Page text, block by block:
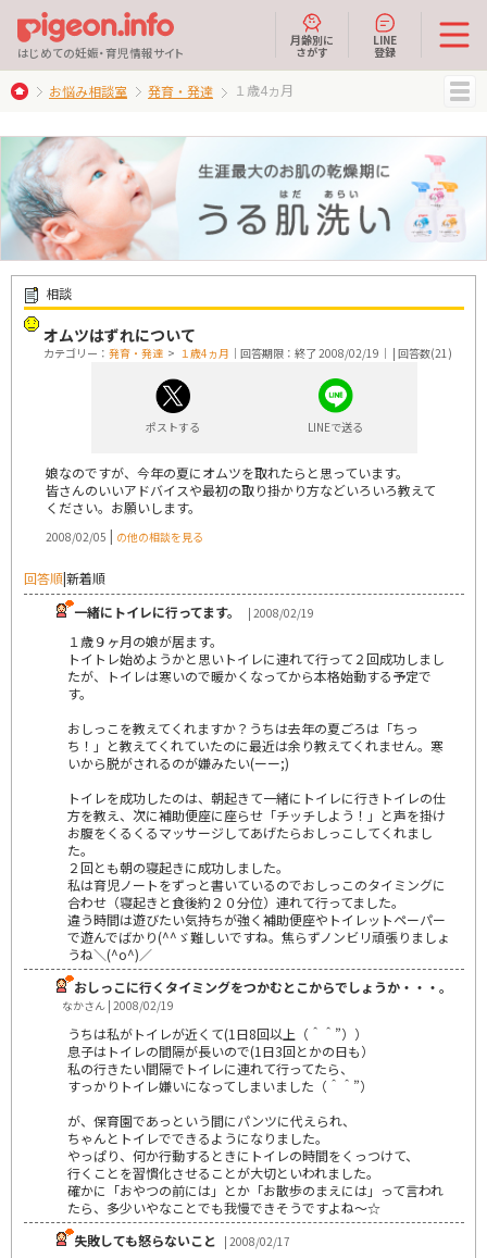
はじめての妊娠・育児情報サイト
月齢別に
さがす
LINE
登録
お悩み相談室 発育・発達 １歳4ヵ月
相談
オムツはずれについて
カテゴリー： 発育・発達 > １歳4ヵ月 ｜回答期限：終了 2008/02/19｜ | 回答数(21)
ポストする LINEで送る
娘なのですが、今年の夏にオムツを取れたらと思っています。
皆さんのいいアドバイスや最初の取り掛かり方などいろいろ教えて
ください。お願いします。
2008/02/05 | の他の相談を見る
回答順|新着順
一緒にトイレに行ってます。
| 2008/02/19
１歳９ヶ月の娘が居ます。
トイトレ始めようかと思いトイレに連れて行って２回成功しまし
たが、トイレは寒いので暖かくなってから本格始動する予定で
す。
おしっこを教えてくれますか？うちは去年の夏ごろは「ちっ
ち！」と教えてくれていたのに最近は余り教えてくれません。寒
いから脱がされるのが嫌みたい(ーー;)
トイレを成功したのは、朝起きて一緒にトイレに行きトイレの仕
方を教え、次に補助便座に座らせ「チッチしよう！」と声を掛け
お腹をくるくるマッサージしてあげたらおしっこしてくれまし
た。
２回とも朝の寝起きに成功しました。
私は育児ノートをずっと書いているのでおしっこのタイミングに
合わせ（寝起きと食後約２０分位）連れて行ってました。
違う時間は遊びたい気持ちが強く補助便座やトイレットペーパー
で遊んでばかり(^^ゞ難しいですね。焦らずノンビリ頑張りましょ
うね＼(^o^)／
おしっこに行くタイミングをつかむとこからでしょうか・・・。
なかさん | 2008/02/19
うちは私がトイレが近くて(1日8回以上（＾＾”））
息子はトイレの間隔が長いので(1日3回とかの日も）
私の行きたい間隔でトイレに連れて行ってたら、
すっかりトイレ嫌いになってしまいました（＾＾”）
が、保育園であっという間にパンツに代えられ、
ちゃんとトイレでできるようになりました。
やっぱり、何か行動するときにトイレの時間をくっつけて、
行くことを習慣化させることが大切といわれました。
確かに「おやつの前には」とか「お散歩のまえには」って言われ
たら、多少いやなことでも我慢できそうですよね～☆
失敗しても怒らないこと
| 2008/02/17